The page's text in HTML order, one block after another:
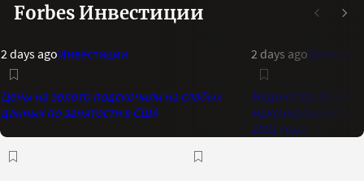
Forbes Инвестиции
2 days agoИнвестиции
Цены на золото подскочили на слабых
данных по занятости в США
2 days ago
Индикатор Bank of
максимальный
2021 года